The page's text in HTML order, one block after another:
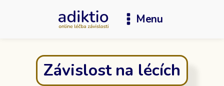
Menu
Závislost na lécích